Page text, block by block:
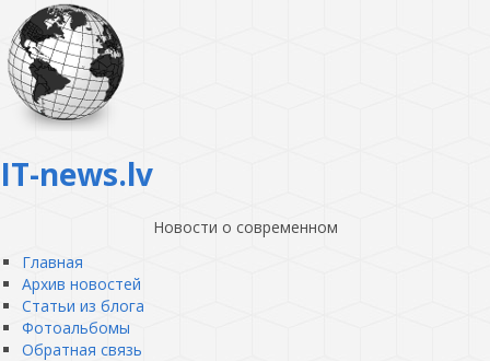
IT-news.lv
Новости о современном
Главная
Архив новостей
Статьи из блога
Фотоальбомы
Обратная связь